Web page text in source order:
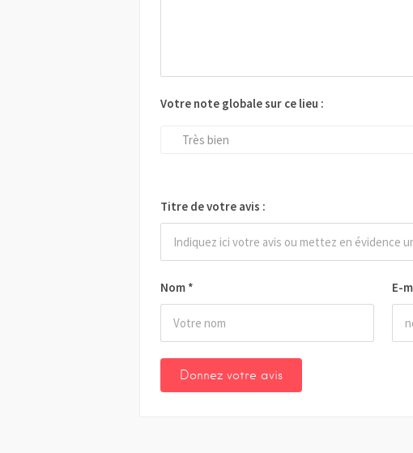
Nom * E-
Votre note globale sur ce lieu :
Très bien
Titre de votre avis :